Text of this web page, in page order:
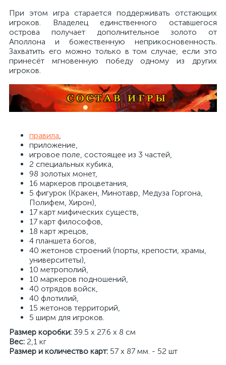
При этом игра старается поддерживать отстающих
игроков. Владелец единственного оставшегося
острова получает дополнительное золото от
Аполлона и божественную неприкосновенность.
Захватить его можно только в том случае, если это
принесёт мгновенную победу одному из других
игроков.
правила,
приложение,
игровое поле, состоящее из 3 частей,
2 специальных кубика,
98 золотых монет,
16 маркеров процветания,
5 фигурок (Кракен, Минотавр, Медуза Горгона,
Полифем, Хирон),
17 карт мифических существ,
17 карт философов,
18 карт жрецов,
4 планшета богов,
40 жетонов строений (порты, крепости, храмы,
университеты),
10 метрополий,
10 маркеров подношений,
40 отрядов войск,
40 флотилий,
15 жетонов территорий,
5 ширм для игроков.
Размер коробки: 39.5 x 27.6 x 8 см
Вес: 2,1 кг
Размер и количество карт: 57 х 87 мм. - 52 шт